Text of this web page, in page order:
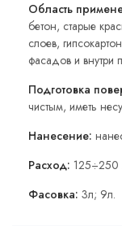
Область
бетон, старые
слоев,
фасадов и внутри
Подготовка
чистым, иметь
Нанесение:
Расход:
Фасовка: 3л; 9л.